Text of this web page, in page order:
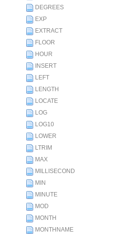
DEGREES
EXP
EXTRACT
FLOOR
HOUR
INSERT
LEFT
LENGTH
LOCATE
LOG
LOG10
LOWER
LTRIM
MAX
MILLISECOND
MIN
MINUTE
MOD
MONTH
MONTHNAME